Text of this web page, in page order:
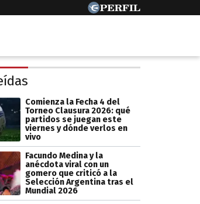
Comienza la Fecha 4 del
Torneo Clausura 2026: qué
partidos se juegan este
viernes y dónde verlos en
vivo
Facundo Medina y la
anécdota viral con un
gomero que criticó a la
Selección Argentina tras el
Mundial 2026